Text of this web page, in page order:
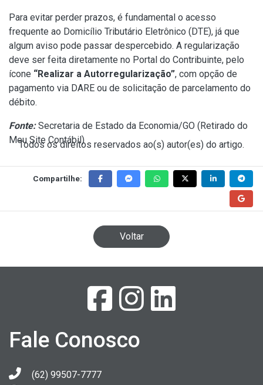
Para evitar perder prazos, é fundamental o acesso
frequente ao Domicílio Tributário Eletrônico (DTE), já que
algum aviso pode passar despercebido. A regularização
deve ser feita diretamente no Portal do Contribuinte, pelo
ícone “Realizar a Autorregularização”, com opção de
pagamento via DARE ou de solicitação de parcelamento do
débito.
Fonte:Secretaria de Estado da Economia/GO (Retirado do
Meu Site Contábil)
Todos os direitos reservados ao(s) autor(es) do artigo.
Compartilhe:
Voltar
Fale Conosco
(62) 99507-7777